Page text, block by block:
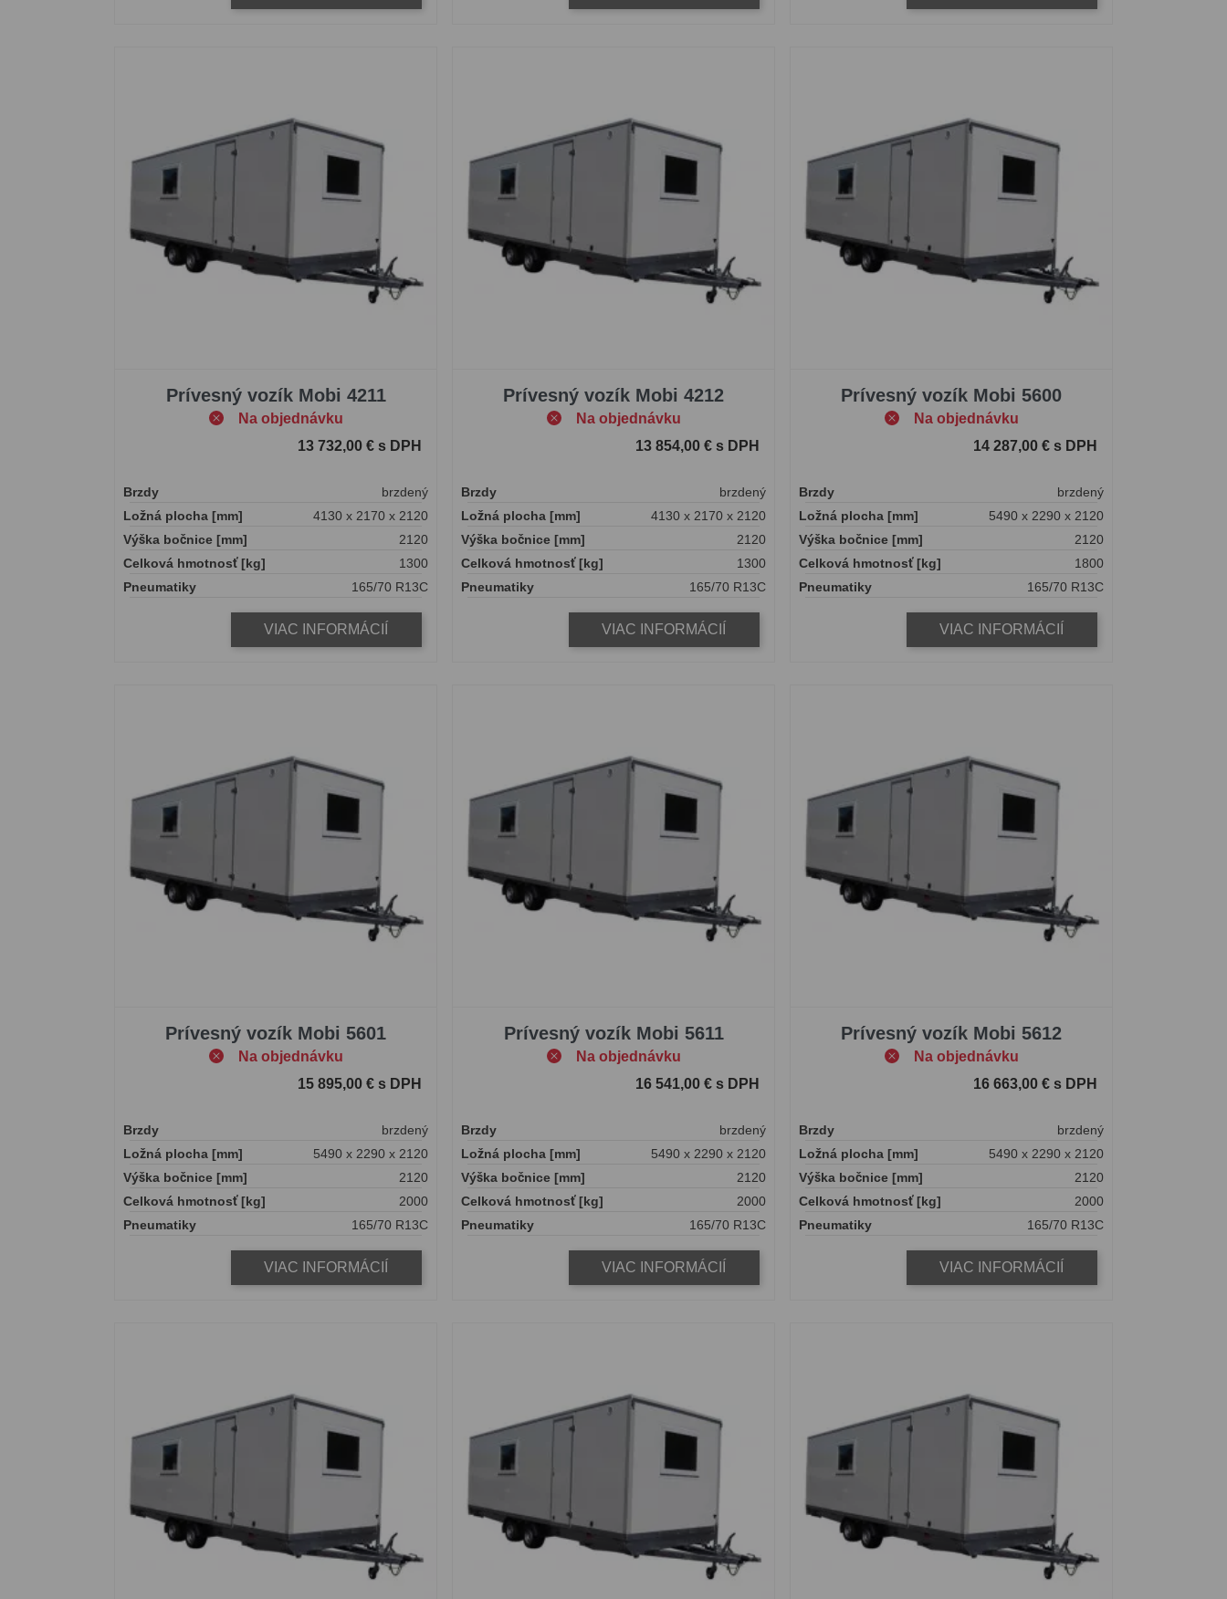
Prívesný vozík Mobi 4211
Na objednávku
13 732,00 € s DPH
Brzdy
brzdený
Ložná plocha [mm]
4130 x 2170 x 2120
Výška bočnice [mm]
2120
Celková hmotnosť [kg]
1300
Pneumatiky
165/70 R13C
VIAC INFORMÁCIÍ
Prívesný vozík Mobi 4212
Na objednávku
13 854,00 € s DPH
Brzdy
brzdený
Ložná plocha [mm]
4130 x 2170 x 2120
Výška bočnice [mm]
2120
Celková hmotnosť [kg]
1300
Pneumatiky
165/70 R13C
VIAC INFORMÁCIÍ
Prívesný vozík Mobi 5600
Na objednávku
14 287,00 € s DPH
Brzdy
brzdený
Ložná plocha [mm]
5490 x 2290 x 2120
Výška bočnice [mm]
2120
Celková hmotnosť [kg]
1800
Pneumatiky
165/70 R13C
VIAC INFORMÁCIÍ
Prívesný vozík Mobi 5601
Na objednávku
15 895,00 € s DPH
Brzdy
brzdený
Ložná plocha [mm]
5490 x 2290 x 2120
Výška bočnice [mm]
2120
Celková hmotnosť [kg]
2000
Pneumatiky
165/70 R13C
VIAC INFORMÁCIÍ
Prívesný vozík Mobi 5611
Na objednávku
16 541,00 € s DPH
Brzdy
brzdený
Ložná plocha [mm]
5490 x 2290 x 2120
Výška bočnice [mm]
2120
Celková hmotnosť [kg]
2000
Pneumatiky
165/70 R13C
VIAC INFORMÁCIÍ
Prívesný vozík Mobi 5612
Na objednávku
16 663,00 € s DPH
Brzdy
brzdený
Ložná plocha [mm]
5490 x 2290 x 2120
Výška bočnice [mm]
2120
Celková hmotnosť [kg]
2000
Pneumatiky
165/70 R13C
VIAC INFORMÁCIÍ